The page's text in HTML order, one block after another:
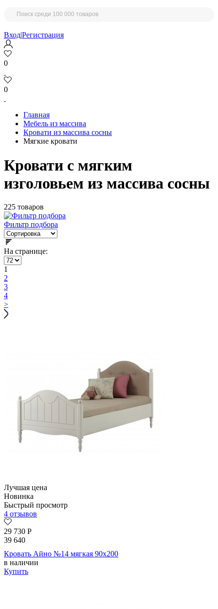
Вход|Регистрация
0
0
Главная
Мебель из массива
Кровати из массива сосны
Мягкие кровати
Кровати с мягким
изголовьем из массива сосны
225 товаров
Фильтр подбора
На странице:
1
2
3
4
>
Лучшая цена
Новинка
Быстрый просмотр
4 отзывов
29 730 Р
39 640
Кровать Айно №14 мягкая 90х200
в наличии
Купить